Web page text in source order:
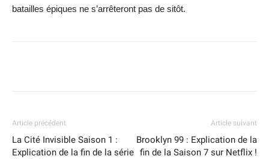
batailles épiques ne s’arrêteront pas de sitôt.
Article précédent
La Cité Invisible Saison 1 :
Explication de la fin de la série
Article suivant
Brooklyn 99 : Explication de la
fin de la Saison 7 sur Netflix !